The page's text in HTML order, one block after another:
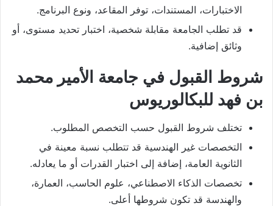
الاختبارات، المستندات، توفر المقاعد، ونوع البرنامج.
قد تطلب الجامعة مقابلة شخصية، اختبار تحديد مستوى، أو
وثائق إضافية.
شروط القبول في جامعة الأمير محمد
بن فهد للبكالوريوس
تختلف شروط القبول حسب التخصص المطلوب.
التخصصات غير الهندسية قد تتطلب نسبة معينة في
الثانوية العامة، إضافة إلى اختبار القدرات أو ما يعادله.
تخصصات الذكاء الاصطناعي، علوم الحاسب، العمارة،
والهندسة قد تكون شروطها أعلى.